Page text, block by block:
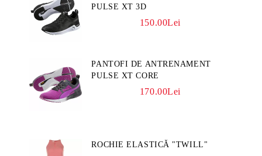
PULSE XT 3D
150.00Lei
PANTOFI DE ANTRENAMENT
PULSE XT CORE
170.00Lei
ROCHIE ELASTICĂ "TWILL"